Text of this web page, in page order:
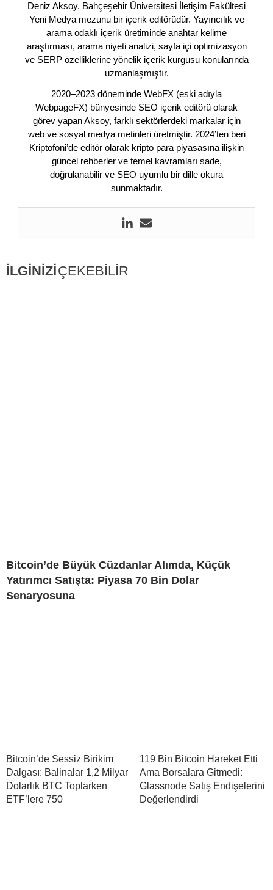
Deniz Aksoy, Bahçeşehir Üniversitesi İletişim Fakültesi
Yeni Medya mezunu bir içerik editörüdür. Yayıncılık ve
arama odaklı içerik üretiminde anahtar kelime
araştırması, arama niyeti analizi, sayfa içi optimizasyon
ve SERP özelliklerine yönelik içerik kurgusu konularında
uzmanlaşmıştır.
2020–2023 döneminde WebFX (eski adıyla
WebpageFX) bünyesinde SEO içerik editörü olarak
görev yapan Aksoy, farklı sektörlerdeki markalar için
web ve sosyal medya metinleri üretmiştir. 2024’ten beri
Kriptofoni’de editör olarak kripto para piyasasına ilişkin
güncel rehberler ve temel kavramları sade,
doğrulanabilir ve SEO uyumlu bir dille okura
sunmaktadır.
İLGİNİZİÇEKEBİLİR
Bitcoin’de Büyük Cüzdanlar Alımda, Küçük
Yatırımcı Satışta: Piyasa 70 Bin Dolar
Senaryosuna
Bitcoin’de Sessiz Birikim
Dalgası: Balinalar 1,2 Milyar
Dolarlık BTC Toplarken
ETF’lere 750
119 Bin Bitcoin Hareket Etti
Ama Borsalara Gitmedi:
Glassnode Satış Endişelerini
Değerlendirdi